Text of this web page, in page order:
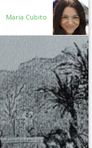
Maria Cubito